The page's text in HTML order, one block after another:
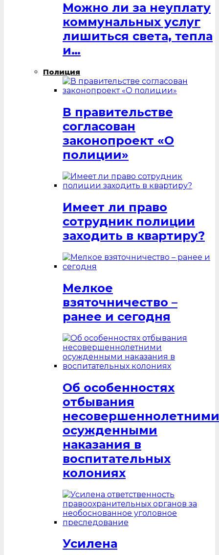
Можно ли за неуплату
коммунальных услуг
лишиться света, тепла
и…
Полиция
В правительстве
согласован
законопроект «О
полиции»
Имеет ли право
сотрудник полиции
заходить в квартиру?
Мелкое
взяточничество –
ранее и сегодня
Об особенностях
отбывания
несовершеннолетними
осужденными
наказания в
воспитательных
колониях
Усилена